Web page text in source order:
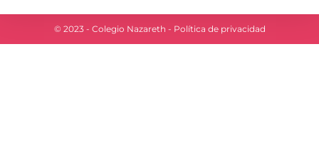
© 2023 - Colegio Nazareth - Política de privacidad